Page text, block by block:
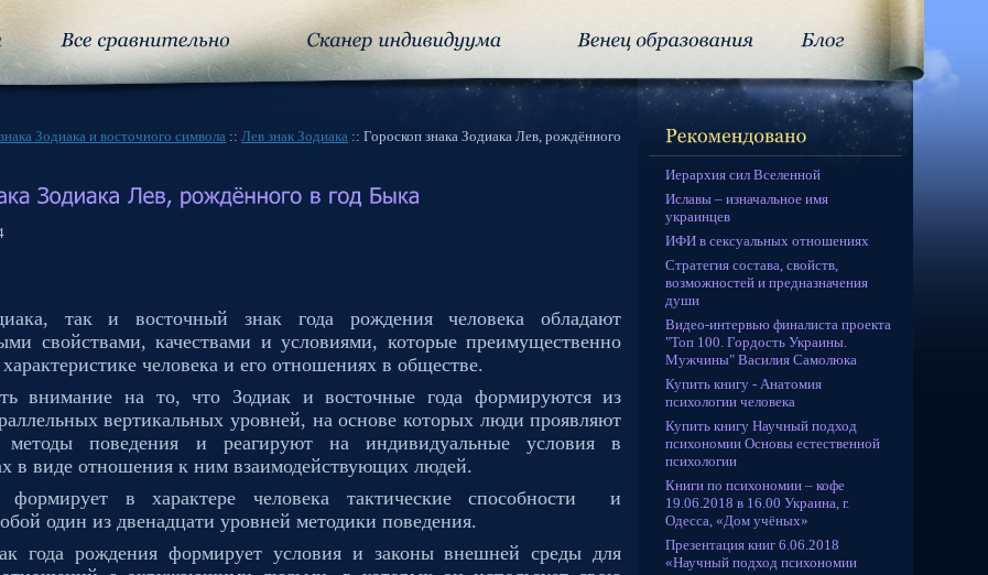
Зодиака и восточного символа ::Лев знак Зодиака :: Гороскоп знака Зодиака Лев, рождённого
так и восточный знак года рождения человека обладают
свойствами, качествами и условиями, которые преимущественно
человека и его отношениях в обществе.
внимание на то, что Зодиак и восточные года формируются из
вертикальных уровней, на основе которых люди проявляют
методы поведения и реагируют на индивидуальные условия в
в виде отношения к ним взаимодействующих людей.
формирует в характере человека тактические способности
и
один из двенадцати уровней методики поведения.
года рождения формирует условия и законы внешней среды для
Иерархия сил Вселенной
Иславы – изначальное имя
украинцев
ИФИ в сексуальных отношениях
Стратегия состава, свойств,
возможностей и предназначения
души
Видео-интервью финалиста проекта
"Топ 100. Гордость Украины.
Мужчины" Василия Самолюка
Купить книгу - Анатомия
психологии человека
Купить книгу Научный подход
психономии Основы естественной
психологии
Книги по психономии – кофе
19.06.2018 в 16.00 Украина, г.
Одесса, «Дом учёных»
Презентация книг 6.06.2018
«Научный подход психономии